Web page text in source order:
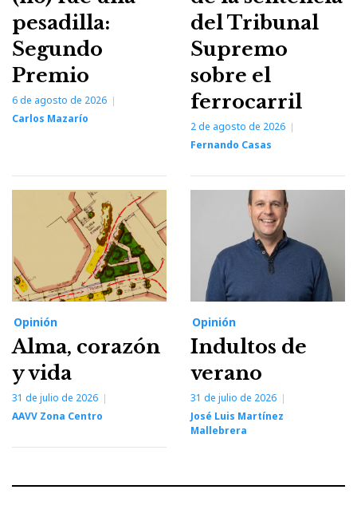
pesadilla:
Segundo
Premio
6 de agosto de 2026
Carlos Mazarío
del Tribunal
Supremo
sobre el
ferrocarril
2 de agosto de 2026
Fernando Casas
Opinión
Alma, corazón
y vida
31 de julio de 2026
AAVV Zona Centro
Opinión
Indultos de
verano
31 de julio de 2026
José Luis Martínez
Mallebrera